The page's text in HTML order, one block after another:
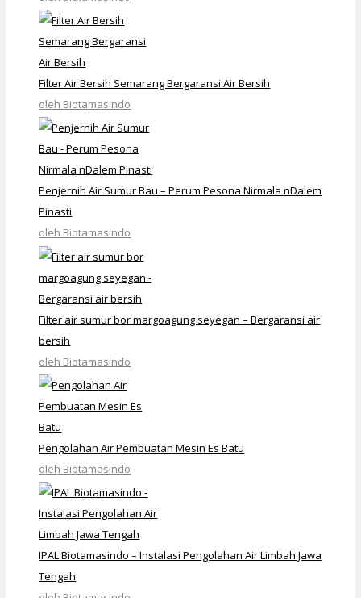
Filter Air Bersih Semarang Bergaransi Air Bersih
oleh Biotamasindo
Penjernih Air Sumur Bau – Perum Pesona Nirmala nDalem
Pinasti
oleh Biotamasindo
Filter air sumur bor margoagung seyegan – Bergaransi air
bersih
oleh Biotamasindo
Pengolahan Air Pembuatan Mesin Es Batu
oleh Biotamasindo
IPAL Biotamasindo – Instalasi Pengolahan Air Limbah Jawa
Tengah